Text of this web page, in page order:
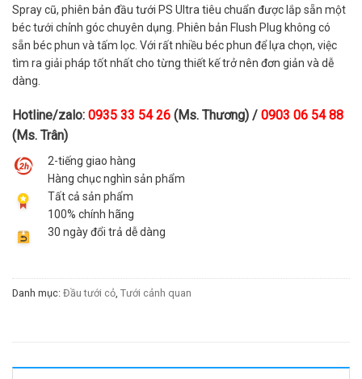
Spray cũ, phiên bản đầu tưới PS Ultra tiêu chuẩn được lắp sẵn một
béc tưới chỉnh góc chuyên dụng. Phiên bản Flush Plug không có
sẵn béc phun và tấm lọc. Với rất nhiều béc phun để lựa chọn, việc
tìm ra giải pháp tốt nhất cho từng thiết kế trở nên đơn giản và dễ
dàng.
Hotline/zalo: 0935 33 54 26 (Ms. Thương) / 0903 06 54 88
(Ms. Trân)
2-tiếng giao hàng
Hàng chục nghìn sản phẩm
Tất cả sản phẩm
100% chính hãng
30 ngày đổi trả dễ dàng
Danh mục: Đầu tưới cỏ Tưới cảnh quan